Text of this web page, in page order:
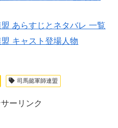
あらすじとネタバレ 一覧
キャスト登場人物
司馬懿軍師連盟
ーリンク